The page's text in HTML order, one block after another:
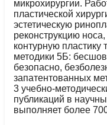
микрохирургии.
пластической
эстетическую
реконструкцию
контурную
методики 5Б:
безопасно,
запатентованных
3 учебно-
публикаций в
выполняет более